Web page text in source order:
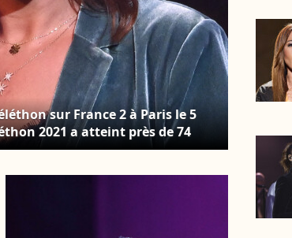
sur France 2 à Paris le 5
2021 a atteint près de 74
dimanche. © MPP / Bestimage